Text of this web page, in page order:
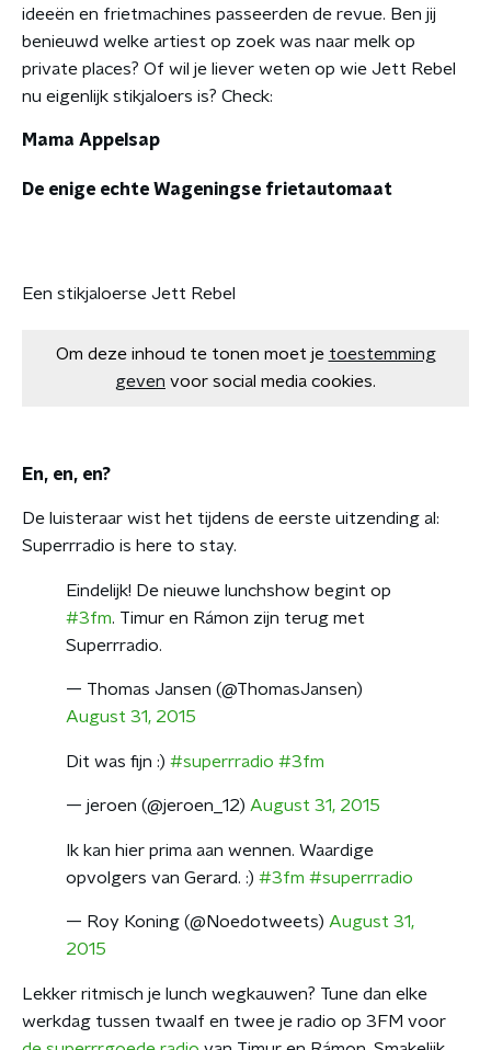
ideeën en frietmachines passeerden de revue. Ben jij
benieuwd welke artiest op zoek was naar melk op
private places? Of wil je liever weten op wie Jett Rebel
nu eigenlijk stikjaloers is? Check:
Mama Appelsap
De enige echte Wageningse frietautomaat
Een stikjaloerse Jett Rebel
Om deze inhoud te tonen moet je toestemming
geven voor social media cookies.
En, en, en?
De luisteraar wist het tijdens de eerste uitzending al:
Superrradio is here to stay.
Eindelijk! De nieuwe lunchshow begint op
#3fm. Timur en Rámon zijn terug met
Superrradio.
— Thomas Jansen (@ThomasJansen)
August 31, 2015
Dit was fijn :) #superrradio #3fm
— jeroen (@jeroen_12) August 31, 2015
Ik kan hier prima aan wennen. Waardige
opvolgers van Gerard. :) #3fm #superrradio
— Roy Koning (@Noedotweets) August 31,
2015
Lekker ritmisch je lunch wegkauwen? Tune dan elke
werkdag tussen twaalf en twee je radio op 3FM voor